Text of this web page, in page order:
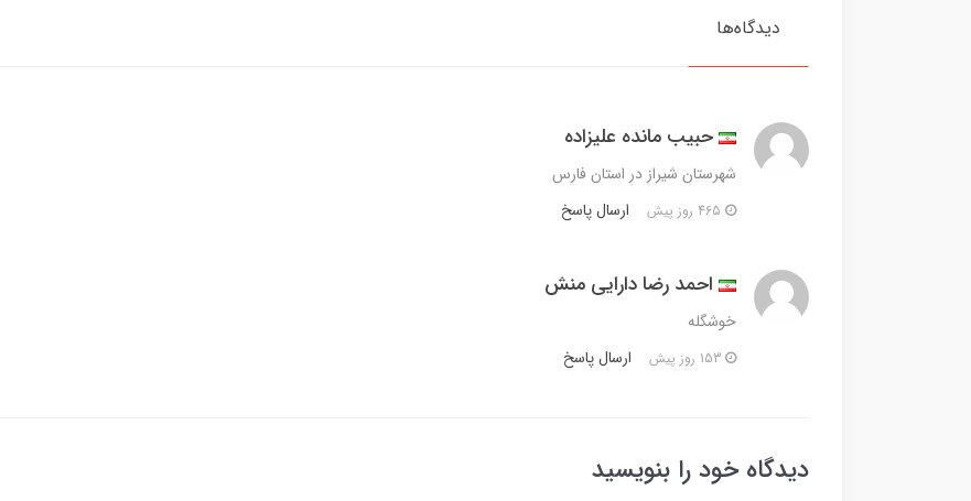
دیدگاه‌ها
حبیب مانده علیزاده
شهرستان شیراز در استان فارس
ارسال پاسخ
احمد رضا دارایی منش
خوشگله
ارسال پاسخ
دیدگاه خود را بنویسید